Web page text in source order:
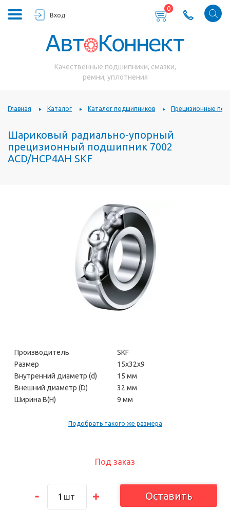
Вход
0
Качественные подшипники, смазки,
ремни, уплотнения
Главная Каталог Каталог подшипников Прецизионные
Шариковый радиально-упорный
прецизионный подшипник 7002
ACD/HCP4AH SKF
Под заказ
шт
Оставить
Производитель
SKF
Размер
15х32х9
Внутренний диаметр (d)
15 мм
Внешний диаметр (D)
32 мм
Ширина В(H)
9 мм
Подобрать такого же размера